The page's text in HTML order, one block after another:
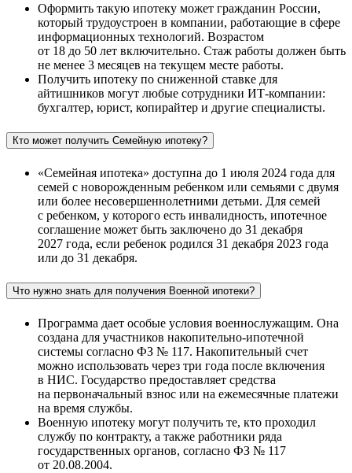
Оформить такую ипотеку может гражданин России,
который трудоустроен в компании, работающие в сфере
информационных технологий. Возрастом
от 18 до 50 лет включительно. Стаж работы должен быть
не менее 3 месяцев на текущем месте работы.
Получить ипотеку по сниженной ставке для
айтишников могут любые сотрудники ИТ-компании:
бухгалтер, юрист, копирайтер и другие специалисты.
Кто может получить Семейную ипотеку?
«Семейная ипотека» доступна до 1 июля 2024 года для
семей с новорожденным ребенком или семьями с двумя
или более несовершеннолетними детьми. Для семей
с ребенком, у которого есть инвалидность, ипотечное
соглашение может быть заключено до 31 декабря
2027 года, если ребенок родился 31 декабря 2023 года
или до 31 декабря.
Что нужно знать для получения Военной ипотеки?
Программа дает особые условия военнослужащим. Она
создана для участников накопительно-ипотечной
системы согласно ФЗ № 117. Накопительный счет
можно использовать через три года после включения
в НИС. Государство предоставляет средства
на первоначальный взнос или на ежемесячные платежи
на время службы.
Военную ипотеку могут получить те, кто проходил
службу по контракту, а также работники ряда
государственных органов, согласно ФЗ № 117
от 20.08.2004.